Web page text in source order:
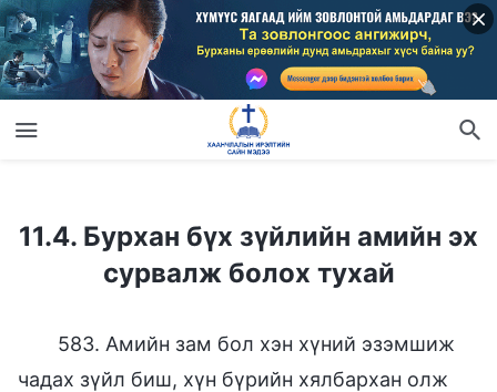
11.4. Бурхан бүх зүйлийн амийн эх
сурвалж болох тухай
583. Амийн зам бол хэн хүний эзэмшиж
чадах зүйл биш, хүн бүрийн хялбархан олж